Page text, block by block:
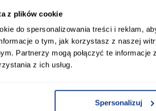
z plików cookie
do spersonalizowania treści i reklam,
o tym, jak korzystasz z naszej
Partnerzy mogą połączyć te
z ich usług.
Spersonalizuj
69.00